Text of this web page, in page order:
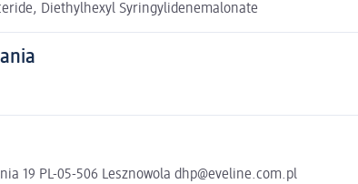
Diethylhexyl Syringylidenemalonate
19 PL-05-506 Lesznowola dhp@eveline.com.pl